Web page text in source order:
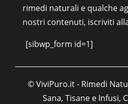
rimedi naturali e qualche
nostri contenuti, iscriviti
[sibwp_form id=1]
© ViviPuro.it - Rimedi
Sana, Tisane e Infusi,